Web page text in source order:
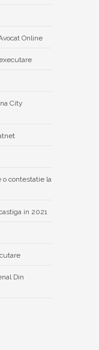
Online
City
contestatie la
in 2021
Din